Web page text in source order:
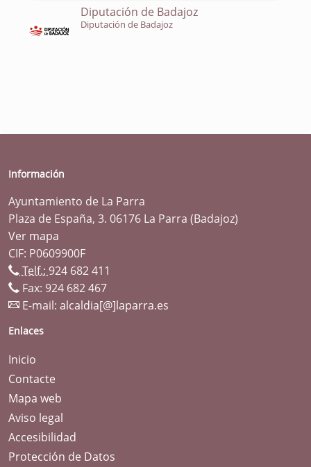
Diputación de Badajoz
Diputación de Badajoz
Información
Ayuntamiento de La Parra
Plaza de España, 3. 06176 La Parra (Badajoz)
Ver mapa
CIF: P0609900F
Telf.: 924 682 411
Fax: 924 682 467
E-mail: alcaldia[@]laparra.es
Enlaces
Inicio
Contacte
Mapa web
Aviso legal
Accesibilidad
Protección de Datos